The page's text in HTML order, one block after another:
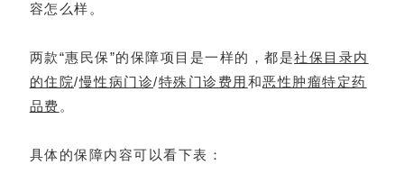
容怎么样。
两款“惠民保”的保障项目是一样的，都是社保目录内
的住院/慢性病门诊/特殊门诊费用和恶性肿瘤特定药
品费 。
具体的保障内容可以看下表：